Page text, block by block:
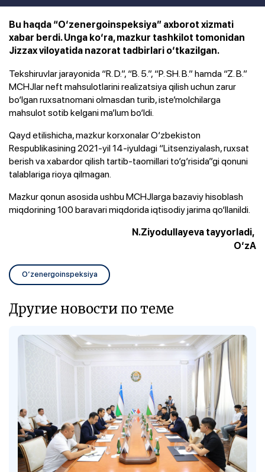
Bu haqda “O‘zenergoinspeksiya” axborot xizmati
xabar berdi. Unga ko‘ra, mazkur tashkilot tomonidan
Jizzax viloyatida nazorat tadbirlari o‘tkazilgan.
Tekshiruvlar jarayonida “R. D.”, “B. 5.”, “P. SH. B.” hamda “Z. B.”
MCHJlar neft mahsulotlarini realizatsiya qilish uchun zarur
bo‘lgan ruxsatnomani olmasdan turib, iste’molchilarga
mahsulot sotib kelgani ma’lum bo‘ldi.
Qayd etilishicha, mazkur korxonalar O‘zbekiston
Respublikasining 2021-yil 14-iyuldagi “Litsenziyalash, ruxsat
berish va xabardor qilish tartib-taomillari to‘g‘risida”gi qonuni
talablariga rioya qilmagan.
Mazkur qonun asosida ushbu MCHJlarga bazaviy hisoblash
miqdorining 100 baravari miqdorida iqtisodiy jarima qo‘llanildi.
N.Ziyodullayeva tayyorladi,
O‘zA
O‘zenergoinspeksiya
Другие новости по теме